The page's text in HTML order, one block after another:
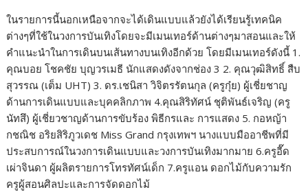
ในรายการนี้นอกเหนือจากจะได้เดินแบบแล้วยังได้เรียนรู้เทคนิค
ต่างๆที่ใช้ในวงการบันเทิงโดยจะมีเมนเทอร์ด้านต่างๆมาสอนและให้
คำแนะนำในการเดินบนเส้นทางบนเทิงอีกด้วย โดยมีเมนเทอร์ดังนี้ 1.
คุณบอย โชคชัย บุญวรเมธี นักแสดงดังจากช่อง 3 2. คุณวุฒิสิทธิ์ สืบ
สุวรรณ (เต็ม UHT) 3. ดร.เชนิสา วิจิตรรัตนกุล (ครูกุ๋ย) ผู้เชี่ยชาญ
ด้านการเดินแบบและบุคคลิกภาพ 4.คุณสิริทัศน์ ชุติพันธ์เจริญ (ครู
นัทสึ) ผู้เชี่ยวชาญด้านการขับร้อง พิธีกรและ การแสดง 5. กอหญ้า
กชณิช อริยสิริภูวเดช Miss Grand กรุงเทพฯ นางแบบมืออาชีพที่มี
ประสบการณ์ในวงการเดินแบบและวงการบันเทิงมากมาย 6.ครูอี๊ด
เผ่าจินดา ผู้ผลิตรายการโทรทัศน์เด็ก 7.ครูแอน ดอกไม้กับความรัก
ครูผู้สอนศิลปะและการจัดดอกไม้